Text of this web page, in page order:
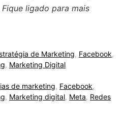
ligado para mais
de Marketing, Facebook,
, Marketing Digital
de marketing, Facebook,
, Marketing digital, Meta, Redes